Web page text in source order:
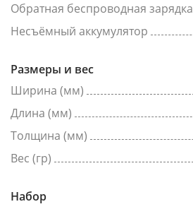
Обратная беспроводная зарядка
Несъёмный аккумулятор
Размеры и вес
Ширина (мм)
Длина (мм)
Толщина (мм)
Вес (гр)
Набор